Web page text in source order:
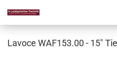
Lavoce WAF153.00 - 15"